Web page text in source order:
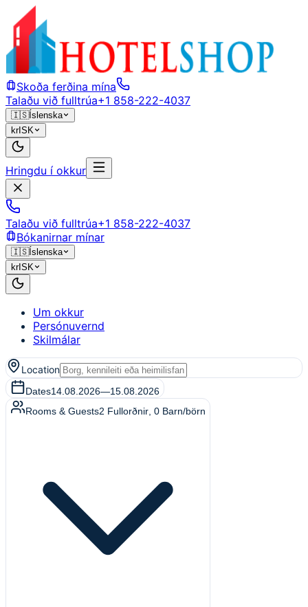
Skoða ferðina mína
Talaðu við fulltrúa+1 858-222-4037
🇮🇸Íslenska
krISK
Hringdu í okkur
Talaðu við fulltrúa+1 858-222-4037
Bókanirnar mínar
🇮🇸Íslenska
krISK
Um okkur
Persónuvernd
Skilmálar
Location
Dates14.08.2026—15.08.2026
Rooms & Guests2 Fullorðnir 0 Barn/börn